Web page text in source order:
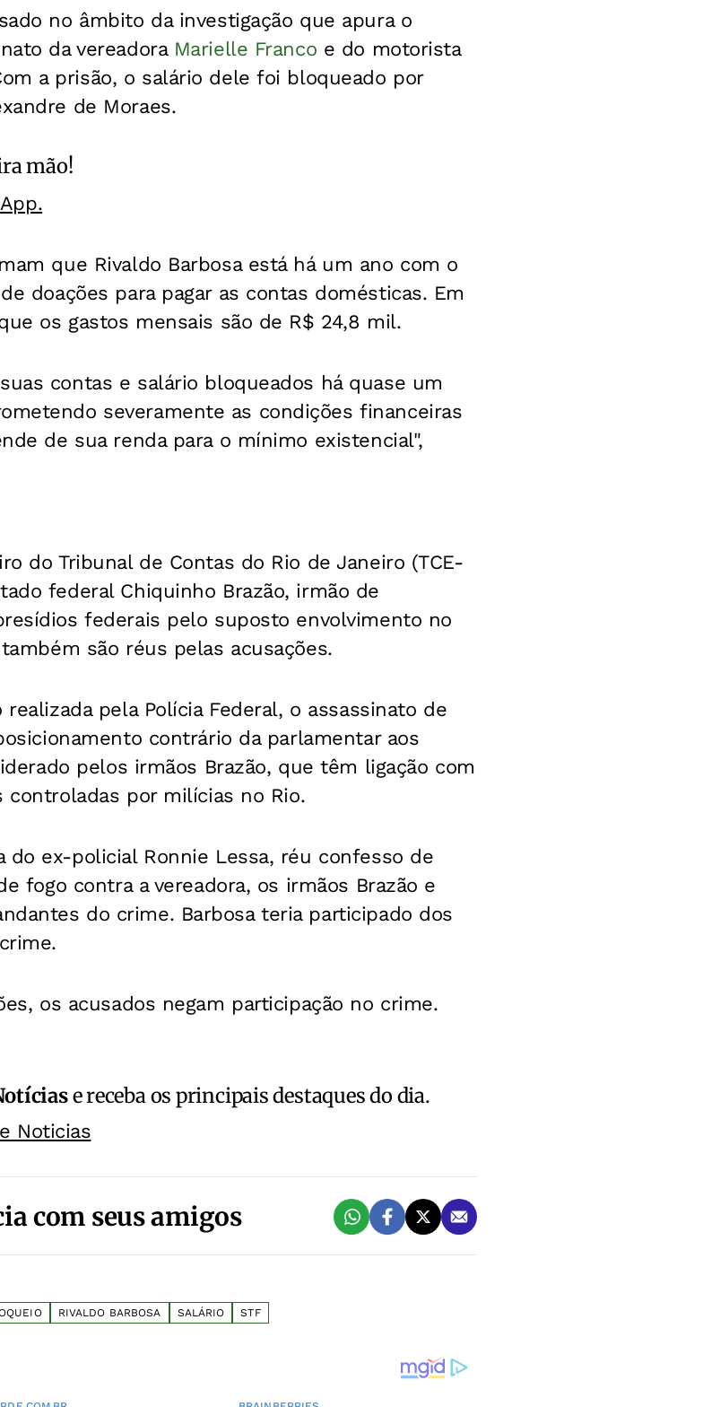
no âmbito da investigação que apura o
da vereadoraMarielle Franco e do motorista
a prisão, o salário dele foi bloqueado por
de Moraes.
mão!
que Rivaldo Barbosa está há um ano com o
doações para pagar as contas domésticas. Em
os gastos mensais são de R$ 24,8 mil.
contas e salário bloqueados há quase um
severamente as condições financeiras
de sua renda para o mínimo existencial",
do Tribunal de Contas do Rio de Janeiro (TCE-
federal Chiquinho Brazão, irmão de
federais pelo suposto envolvimento no
são réus pelas acusações.
pela Polícia Federal, o assassinato de
contrário da parlamentar aos
pelos irmãos Brazão, que têm ligação com
por milícias no Rio.
do ex-policial Ronnie Lessa, réu confesso de
fogo contra a vereadora, os irmãos Brazão e
do crime. Barbosa teria participado dos
os acusados negam participação no crime.
e receba os principais destaques do dia.
Noticias
com seus amigos
RIVALDO BARBOSA SALÁRIO STF